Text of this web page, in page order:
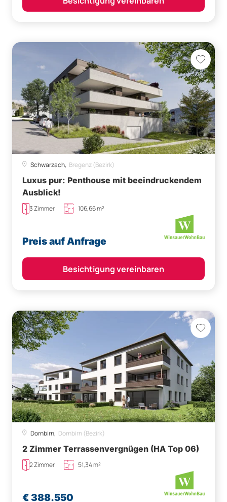
Schwarzach, Bregenz (Bezirk)
Luxus pur: Penthouse mit beeindruckendem
Ausblick!
3 Zimmer 106,66 m²
Preis auf Anfrage
Besichtigung vereinbaren
Dornbirn, Dornbirn (Bezirk)
2 Zimmer Terrassenvergnügen (HA Top 06)
2 Zimmer 51,34 m²
€ 388.550